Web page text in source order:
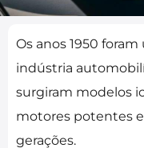
Os anos 1950
indústria
surgiram modelos
motores potentes
gerações.